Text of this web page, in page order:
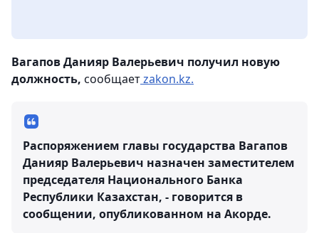
Вагапов Данияр Валерьевич получил новую
должность, сообщаетzakon.kz.
Распоряжением главы государства Вагапов
Данияр Валерьевич назначен заместителем
председателя Национального Банка
Республики Казахстан, - говорится в
сообщении, опубликованном на Акорде.